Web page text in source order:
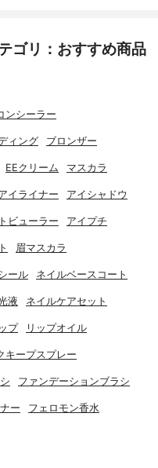
ゴリ：おすすめ商品
ンシーラー
ィング ブロンザー
EEクリーム マスカラ
イライナー アイシャドウ
ビューラー アイプチ
眉マスカラ
ール ネイルベースコート
液 ネイルケアセット
プ リップオイル
キープスプレー
ファンデーションブラシ
ー フェロモン香水